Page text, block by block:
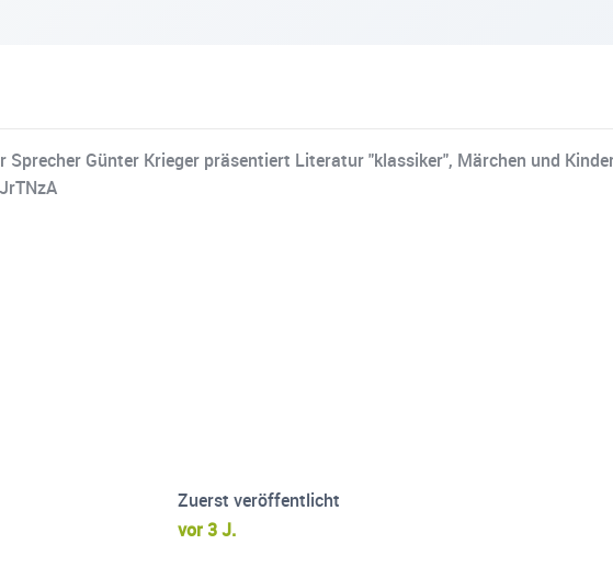
Sprecher Günter Krieger präsentiert Literatur "klassiker", Märchen und
Zuerst veröffentlicht
vor 3 J.